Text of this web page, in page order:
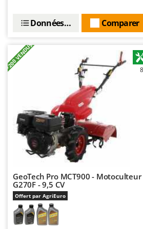
Pétrins à Spirale
Planteuses de pommes de
Plateaux de coupe pour
Pompes d'irrigation à tracteur
Pompes de transfert
Pompes immergées électriques
Postes à souder
Poussoirs à saucisse
Presses à pellets
Pressoirs à fruits
Pressoirs à Raisin
Gardena
GeoTech Pro
Gierre
Ginko - MGM
Gipeco
Girmi
GRAEF
Gre
GreenBay
Greenworks
Comparer
Données techniques
+200 VENDUS
GeoTech Pro MCT900 -
G270F - 9,5 CV
Offert par AgriEuro